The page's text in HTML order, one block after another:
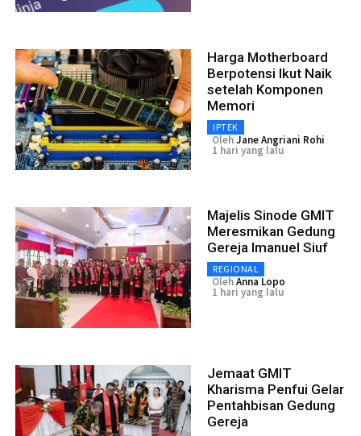
Harga Motherboard
Berpotensi Ikut Naik
setelah Komponen
Memori
IPTEK
OlehJane Angriani Rohi
1 hari yang lalu
Majelis Sinode GMIT
Meresmikan Gedung
Gereja Imanuel Siuf
REGIONAL
OlehAnna Lopo
1 hari yang lalu
Jemaat GMIT
Kharisma Penfui Gelar
Pentahbisan Gedung
Gereja